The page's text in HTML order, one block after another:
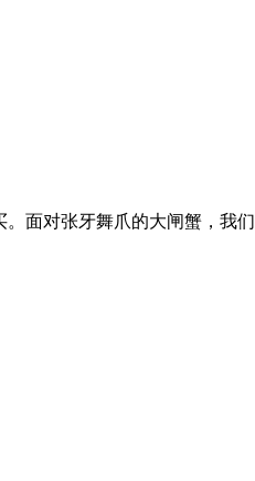
面对张牙舞爪的大闸蟹，我们